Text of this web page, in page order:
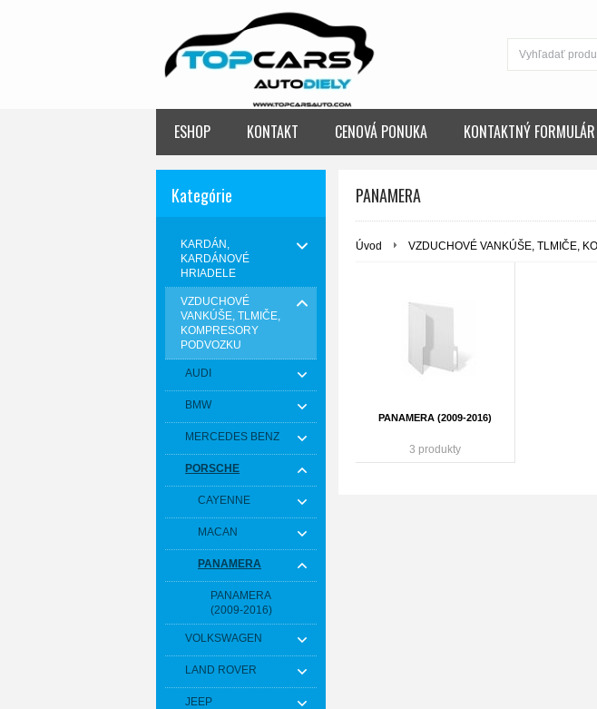
ESHOP KONTAKT CENOVÁ PONUKA KONTAKTNÝ FORMULÁR
Kategórie
KARDÁN,
KARDÁNOVÉ
HRIADELE
VZDUCHOVÉ
VANKÚŠE, TLMIČE,
KOMPRESORY
PODVOZKU
AUDI
BMW
MERCEDES BENZ
PORSCHE
CAYENNE
MACAN
PANAMERA
PANAMERA
(2009-2016)
VOLKSWAGEN
LAND ROVER
JEEP
PANAMERA
Úvod VZDUCHOVÉ VANKÚŠE, TLMIČE,
PANAMERA (2009-2016)
3 produkty